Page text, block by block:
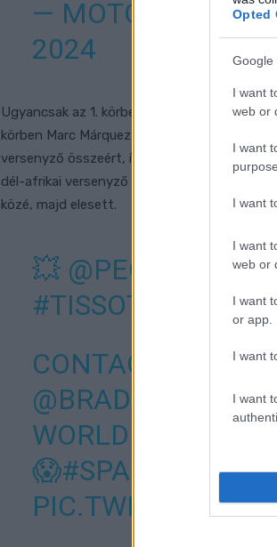
Opted
Google
I want
web or
I want
I want
I want
web or
I want
or app.
I want
I want
— MOTOGP™🏁
2024
Ugyancsak az 1. körben Martín maga
körben Marc Márquez is megelőzte Bindert,
versenyző összeért, így Álex Márquez
dél-afrikai versenyző aztán bement Bagnaia
közé, majd elesett.
💥
#TISSOTSPRINT
CONTACT WITH
@BRADBINDER_33
WORLD
😱#SPANISHGP